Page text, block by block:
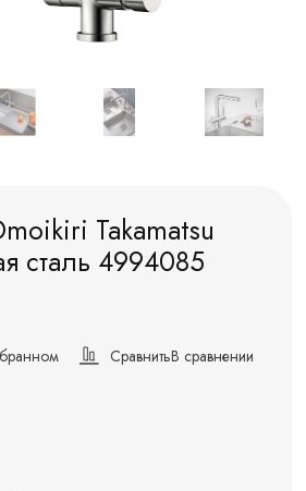
Takamatsu
сталь 4994085
СравнитьВ сравнении